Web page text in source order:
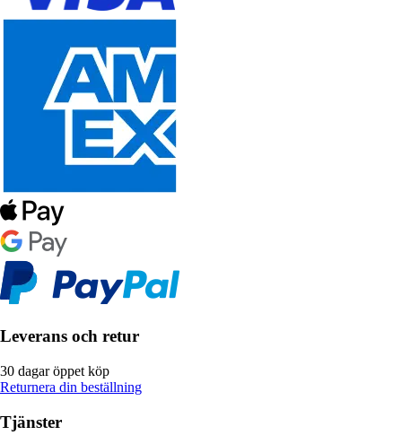
Leverans och retur
30 dagar öppet köp
Returnera din beställning
Tjänster